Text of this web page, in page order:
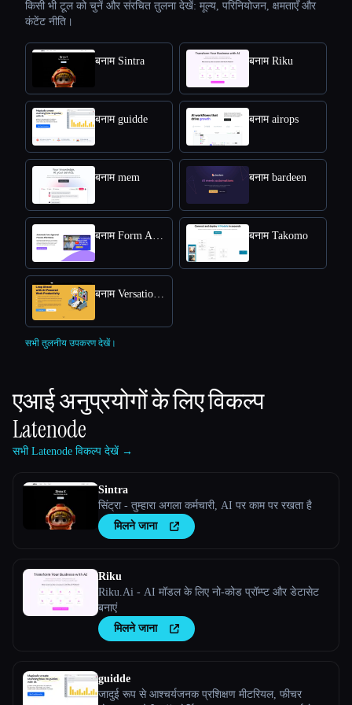
किसी भी टूल को चुनें और संरचित तुलना देखें: मूल्य, परिनियोजन, क्षमताएँ और
कंटेंट नीति।
बनाम Sintra बनाम Riku
बनाम guidde बनाम airops
बनाम mem बनाम bardeen
बनाम Form Approval बनाम Takomo
बनाम Versational
सभी तुलनीय उपकरण देखें।
एआई अनुप्रयोगों के लिए विकल्प
Latenode
सभी Latenode विकल्प देखें →
Sintra
सिंट्रा - तुम्हारा अगला कर्मचारी, AI पर काम पर रखता है
मिलने जाना
Riku
Riku.Ai - AI मॉडल के लिए नो-कोड प्रॉम्प्ट और डेटासेट
बनाएं
मिलने जाना
guidde
जादुई रूप से आश्चर्यजनक प्रशिक्षण मीटरियल, फीचर